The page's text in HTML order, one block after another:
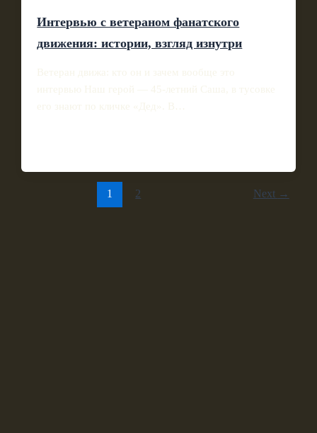
Интервью с ветераном фанатского
движения: истории, взгляд изнутри
Ветеран движа: кто он и зачем вообще это
интервью Наш герой — 45‑летний Саша, в тусовке
его знают по кличке «Дед». В…
1 2 Next →